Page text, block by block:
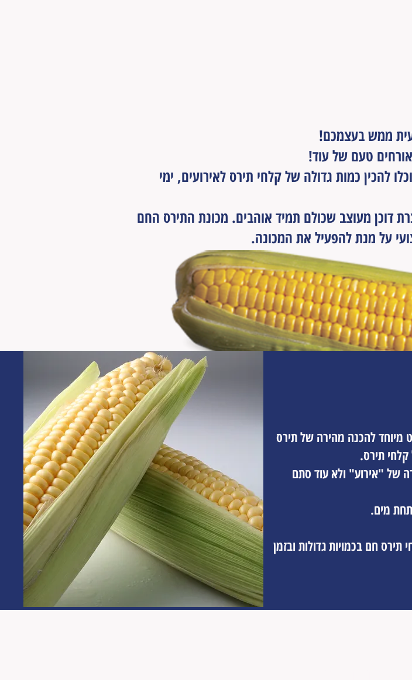
ממש בעצמכם!
טעם של עוד!
להכין כמות גדולה של קלחי תירס לאירועים, ימי
דוכן מעוצב שכולם תמיד אוהבים. מכונת התירס החם
על מנת להפעיל את המכונה.
מיוחד להכנה מהירה של תירס
תירס.
של "אירוע" ולא עוד סתם
מים.
חם בכמויות גדולות ובזמן